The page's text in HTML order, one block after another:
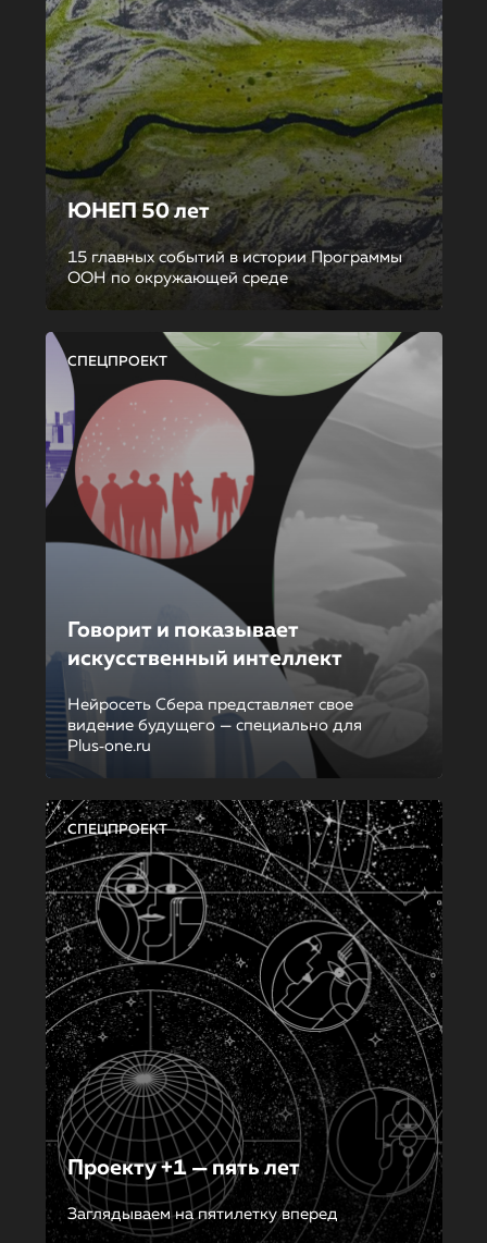
ЮНЕП 50 лет
15 главных событий в истории Программы
ООН по окружающей среде
СПЕЦПРОЕКТ
Говорит и показывает
искусственный интеллект
Нейросеть Сбера представляет свое
видение будущего — специально для
Plus‑one.ru
СПЕЦПРОЕКТ
Проекту +1 — пять лет
Заглядываем на пятилетку вперед